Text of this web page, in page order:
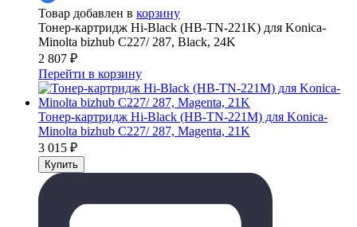
Товар добавлен в корзину
Тонер-картридж Hi-Black (HB-TN-221K) для Konica-
Minolta bizhub C227/ 287, Black, 24K
2 807 ₽
Перейти в корзину
Тонер-картридж Hi-Black (HB-TN-221M) для Konica-
Minolta bizhub C227/ 287, Magenta, 21K
3 015 ₽